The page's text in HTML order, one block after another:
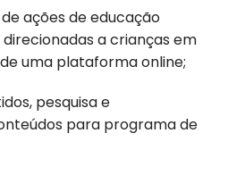
ações de educação
a crianças em
uma plataforma online;
pesquisa e
para programa de